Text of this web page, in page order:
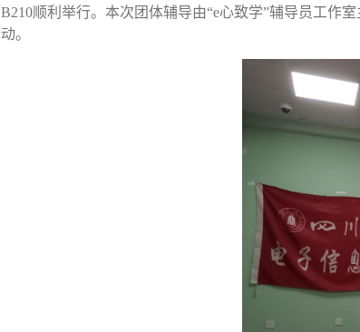
B210顺利举行。本次团体辅导由“e心致学”辅导员工作
动。